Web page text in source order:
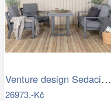
Venture design Sedacia súprava…
26973,-Kč